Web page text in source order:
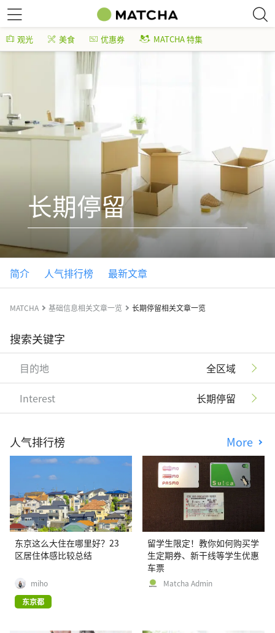
观光 美食 优惠券 MATCHA 特集
长期停留
简介 人气排行榜 最新文章
MATCHA 基础信息相关文章一览 长期停留相关文章一览
搜索关键字
目的地 全区域
Interest 长期停留
人气排行榜 More
东京这么大住在哪里好？23
区居住体感比较总结
miho
东京都
留学生限定！教你如何购买学
生定期券、新干线等学生优惠
车票
Matcha Admin